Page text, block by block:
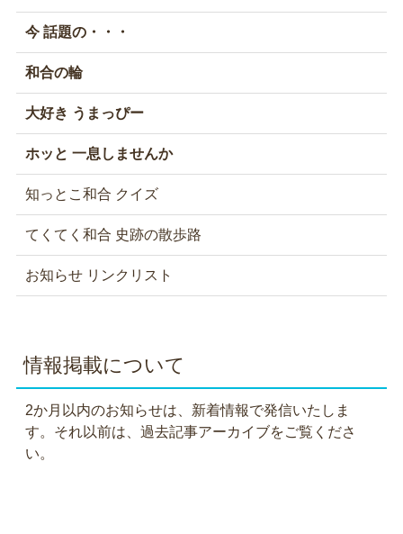
今 話題の・・・
和合の輪
大好き うまっぴー
ホッと 一息しませんか
知っとこ和合 クイズ
てくてく和合 史跡の散歩路
お知らせ リンクリスト
情報掲載について
2か月以内のお知らせは、新着情報で発信いたしま
す。それ以前は、過去記事アーカイブをご覧くださ
い。